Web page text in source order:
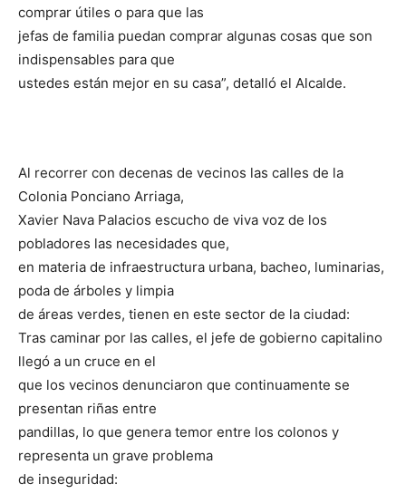
comprar útiles o para que las
jefas de familia puedan comprar algunas cosas que son
indispensables para que
ustedes están mejor en su casa”, detalló el Alcalde.
Al recorrer con decenas de vecinos las calles de la
Colonia Ponciano Arriaga,
Xavier Nava Palacios escucho de viva voz de los
pobladores las necesidades que,
en materia de infraestructura urbana, bacheo, luminarias,
poda de árboles y limpia
de áreas verdes, tienen en este sector de la ciudad:
Tras caminar por las calles, el jefe de gobierno capitalino
llegó a un cruce en el
que los vecinos denunciaron que continuamente se
presentan riñas entre
pandillas, lo que genera temor entre los colonos y
representa un grave problema
de inseguridad: